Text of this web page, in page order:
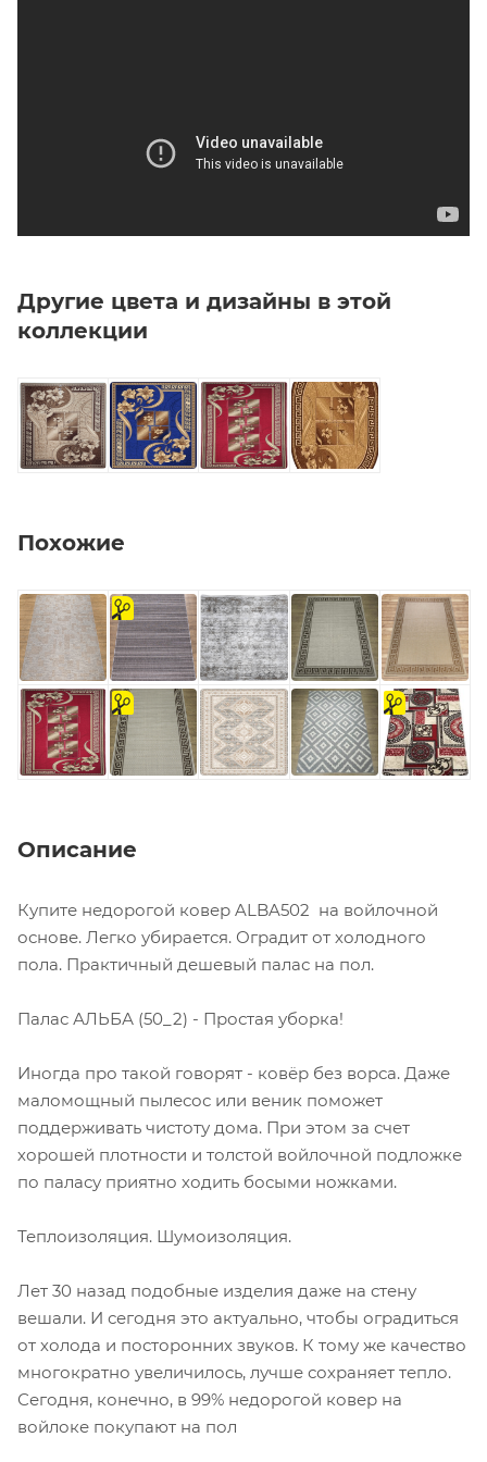
Другие цвета и дизайны в этой
коллекции
Похожие
на
отрез
на
отрез
на
отрез
Описание
Купите недорогой ковер ALBA502 на войлочной
основе. Легко убирается. Оградит от холодного
пола. Практичный дешевый палас на пол.
Палас АЛЬБА (50_2) - Простая уборка!
Иногда про такой говорят - ковёр без ворса. Даже
маломощный пылесос или веник поможет
поддерживать чистоту дома. При этом за счет
хорошей плотности и толстой войлочной подложке
по паласу приятно ходить босыми ножками.
Теплоизоляция. Шумоизоляция.
Лет 30 назад подобные изделия даже на стену
вешали. И сегодня это актуально, чтобы оградиться
от холода и посторонних звуков. К тому же качество
многократно увеличилось, лучше сохраняет тепло.
Сегодня, конечно, в 99% недорогой ковер на
войлоке покупают на пол